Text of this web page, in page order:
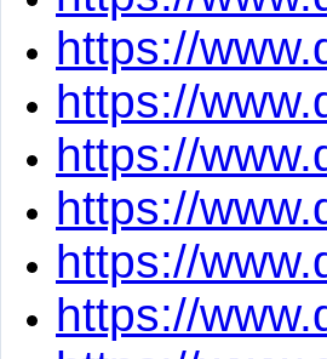
https://
https://
https://
https://
https://
https://